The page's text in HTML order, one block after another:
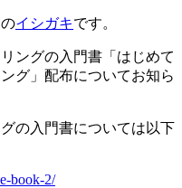
イシガキです。
ングの入門書「はじめて
グ」配布についてお知ら
の入門書については以下
book-2/